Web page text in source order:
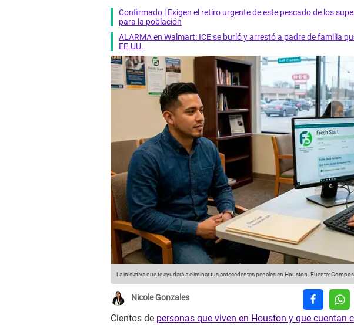
Confirmado | Exigen el retiro urgente de este pescado de los
para la población
ALARMA en Walmart: ICE se burló y arrestó a padre de familia
EE.UU.
La iniciativa que te ayudará a eliminar tus antecedentes penales en Houston. Fuente:
Nicole Gonzales
Cientos de personas que viven en Houston y que cuentan